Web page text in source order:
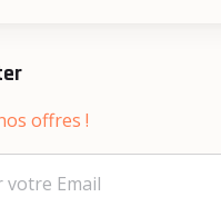
offres !